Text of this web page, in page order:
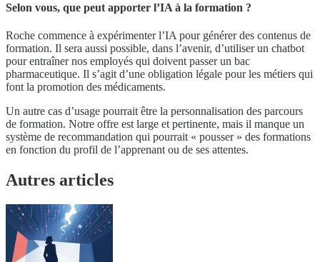
Selon vous, que peut apporter l’IA à la formation ?
Roche commence à expérimenter l’IA pour générer des contenus de
formation. Il sera aussi possible, dans l’avenir, d’utiliser un chatbot
pour entraîner nos employés qui doivent passer un bac
pharmaceutique. Il s’agit d’une obligation légale pour les métiers qui
font la promotion des médicaments.
Un autre cas d’usage pourrait être la personnalisation des parcours
de formation. Notre offre est large et pertinente, mais il manque un
système de recommandation qui pourrait « pousser » des formations
en fonction du profil de l’apprenant ou de ses attentes.
Autres articles